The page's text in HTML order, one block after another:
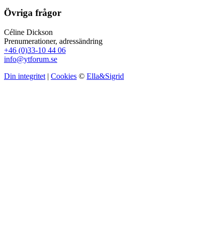
Övriga frågor
Céline Dickson
Prenumerationer, adressändring
+46 (0)33-10 44 06
info@ytforum.se
Din integritet | Cookies © Ella&Sigrid